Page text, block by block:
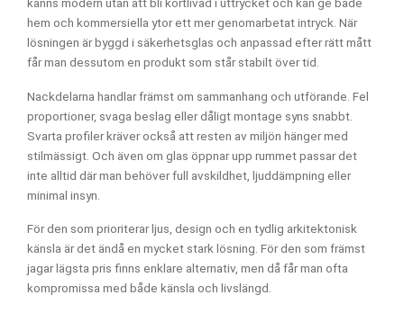
hem och kommersiella ytor ett mer genomarbetat intryck. När
lösningen är byggd i säkerhetsglas och anpassad efter rätt mått
får man dessutom en produkt som står stabilt över tid.
Nackdelarna handlar främst om sammanhang och utförande. Fel
proportioner, svaga beslag eller dåligt montage syns snabbt.
Svarta profiler kräver också att resten av miljön hänger med
stilmässigt. Och även om glas öppnar upp rummet passar det
inte alltid där man behöver full avskildhet, ljuddämpning eller
minimal insyn.
För den som prioriterar ljus, design och en tydlig arkitektonisk
känsla är det ändå en mycket stark lösning. För den som främst
jagar lägsta pris finns enklare alternativ, men då får man ofta
kompromissa med både känsla och livslängd.